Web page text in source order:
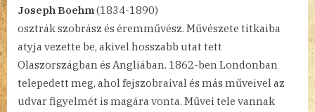
Joseph Boehm(1834-1890)
osztrák szobrász és éremművész. Művészete titkaiba
atyja vezette be, akivel hosszabb utat tett
Olaszországban és Angliában. 1862-ben Londonban
telepedett meg, ahol fejszobraival és más műveivel az
udvar figyelmét is magára vonta. Művei tele vannak